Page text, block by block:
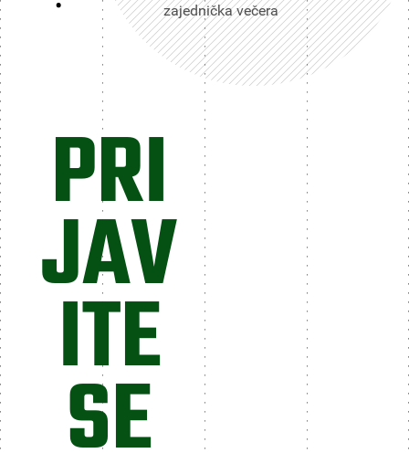
zajednička večera
PRI
JAV
ITE
SE